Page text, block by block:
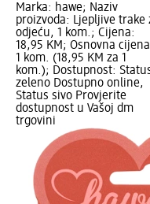
Marka: hawe; Naziv
proizvoda: Ljepljive trake
odjeću, 1 kom.; Cijena:
18,95 KM; Osnovna
1 kom. (18,95 KM za 1
kom.); Dostupnost:
zeleno Dostupno online,
Status sivo Provjerite
dostupnost u Vašoj dm
trgovini